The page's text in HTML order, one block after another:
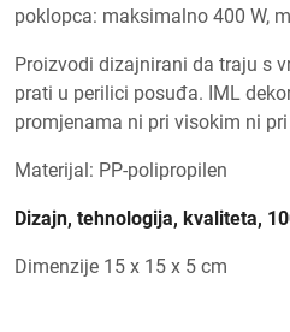
poklopca: maksimalno 400 W,
Proizvodi dizajnirani da traju s
prati u perilici posuđa. IML
promjenama ni pri visokim ni
Materijal: PP-polipropilen
Dizajn, tehnologija, kvaliteta,
Dimenzije 15 x 15 x 5 cm